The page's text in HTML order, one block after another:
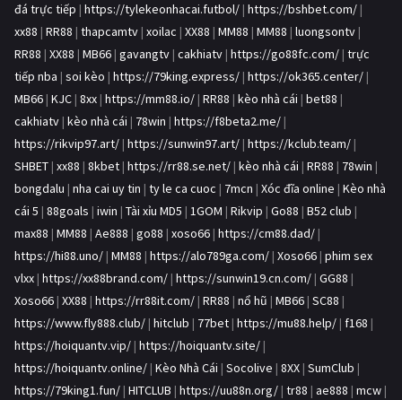
đá trực tiếp | https://tylekeonhacai.futbol/ | https://bshbet.com/ |
xx88 | RR88 | thapcamtv | xoilac | XX88 | MM88 | MM88 | luongsontv |
RR88 | XX88 | MB66 | gavangtv | cakhiatv | https://go88fc.com/ | trực
tiếp nba | soi kèo | https://79king.express/ | https://ok365.center/ |
MB66 | KJC | 8xx | https://mm88.io/ | RR88 | kèo nhà cái | bet88 |
cakhiatv | kèo nhà cái | 78win | https://f8beta2.me/ |
https://rikvip97.art/ | https://sunwin97.art/ | https://kclub.team/ |
SHBET | xx88 | 8kbet | https://rr88.se.net/ | kèo nhà cái | RR88 | 78win |
bongdalu | nha cai uy tin | ty le ca cuoc | 7mcn | Xóc đĩa online | Kèo nhà
cái 5 | 88goals | iwin | Tài xỉu MD5 | 1GOM | Rikvip | Go88 | B52 club |
max88 | MM88 | Ae888 | go88 | xoso66 | https://cm88.dad/ |
https://hi88.uno/ | MM88 | https://alo789ga.com/ | Xoso66 | phim sex
vlxx | https://xx88brand.com/ | https://sunwin19.cn.com/ | GG88 |
Xoso66 | XX88 | https://rr88it.com/ | RR88 | nổ hũ | MB66 | SC88 |
https://www.fly888.club/ | hitclub | 77bet | https://mu88.help/ | f168 |
https://hoiquantv.vip/ | https://hoiquantv.site/ |
https://hoiquantv.online/ | Kèo Nhà Cái | Socolive | 8XX | SumClub |
https://79king1.fun/ | HITCLUB | https://uu88n.org/ | tr88 | ae888 | mcw |